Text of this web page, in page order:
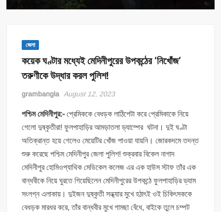
জেলা
কয়েক ঘণ্টার মধ্যেই মেদিনীপুরের উপকন্ঠের ‘নিখোঁজ’
তরুণীকে উদ্ধার করল পুলিশ!
grambangla August 12, 2023
পশ্চিম মেদিনীপুর:-প্রেমিককে বেধড়ক লাঠিপেটা করে প্রেমিকাকে নিয়ে
গেলো দুষ্কৃতীরা! ফুলপাহাড়ির আমড়াতলা ড্যাম্পের ঘটনা। দুই ঘণ্টা
অতিক্রান্ত হয়ে গেলেও মেয়েটির খোঁজ পাওয়া যায়নি। জোরকদমে তদন্ত
শুরু করেছে পশ্চিম মেদিনীপুর জেলা পুলিশ! শুক্রবার বিকেল নাগাদ
মেদিনীপুর হোমিওপ্যাথিক মেডিকেল কলেজ এর এক হাউস স্টাফ তাঁর এক
বান্ধবীকে নিয়ে ঘুরতে গিয়েছিলেন মেদিনীপুরের উপকন্ঠে ফুলপাহাড়ির ড্যাম
সংলগ্ন এলাকায়। দুইজন দুষ্কৃতী সন্ধ্যার মুখে হঠাৎই ওই চিকিৎসককে
বেধড়ক মারধর করে, তাঁর বান্ধবীর মুখে গামছা বেঁধে, বাইকে তুলে চম্পট